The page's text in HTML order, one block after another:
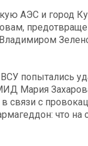
АЭС и город
Владимиром
попытались
Мария
связи с
что